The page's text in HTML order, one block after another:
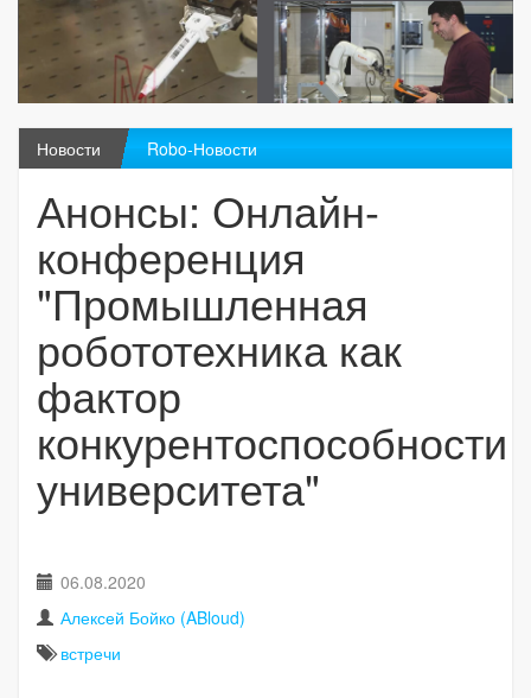
Новости Robo-Новости
Анонсы: Онлайн-
конференция
"Промышленная
робототехника как
фактор
конкурентоспособности
университета"
06.08.2020
Алексей Бойко (ABloud)
встречи